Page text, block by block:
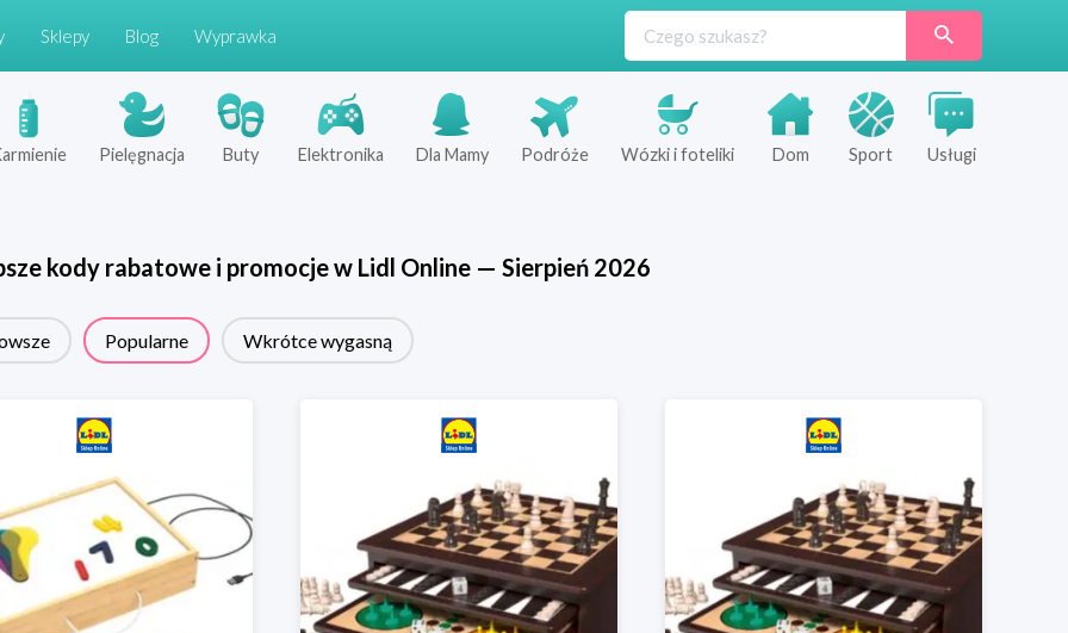
Sklepy Blog Wyprawka
Pielęgnacja Buty Elektronika Dla Mamy Podróże Wózki i foteliki Dom Sport Usługi
kody rabatowe i promocje w Lidl Online— Sierpień 2026
Popularne Wkrótce wygasną